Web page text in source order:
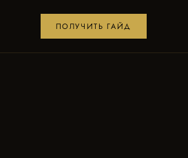
ПОЛУЧИТЬ ГАЙД